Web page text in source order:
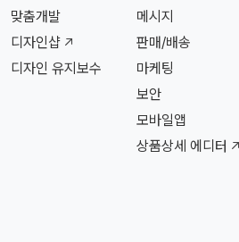
맞춤개발
디자인샵
디자인 유지보수
메시지
판매/배송
마케팅
보안
모바일앱
상품상세 에디터